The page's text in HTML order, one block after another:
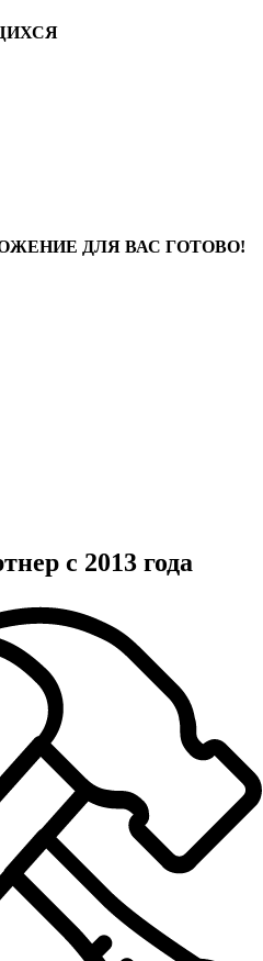
ДЛЯ ВАС ГОТОВО!
с 2013 года